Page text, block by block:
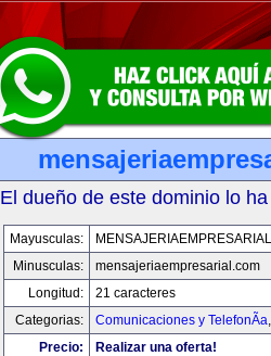
El dueño de este dominio lo
Mayusculas:
Minusculas:
mensajeriaempresarial.com
Longitud:
21 caracteres
Categorias:
Comunicaciones y TelefonÃ­a
Precio:
Realizar una oferta!